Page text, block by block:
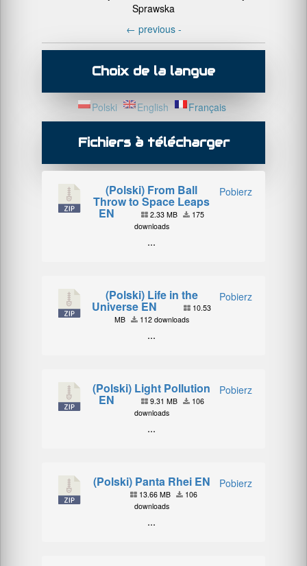
Sprawska
← previous -
Choix de la langue
Polski English Français
Fichiers à télécharger
Pobierz
(Polski) From Ball
Throw to Space Leaps
EN 2.33 MB
175
downloads
...
Pobierz
(Polski) Life in the
Universe EN
10.53
MB
112 downloads
...
Pobierz
(Polski) Light Pollution
EN 9.31 MB
106
downloads
...
Pobierz
(Polski) Panta Rhei EN
13.66 MB
106
downloads
...